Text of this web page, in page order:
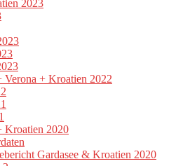
2023
Verona + Kroatien 2022
Kroatien 2020
Gardasee & Kroatien 2020